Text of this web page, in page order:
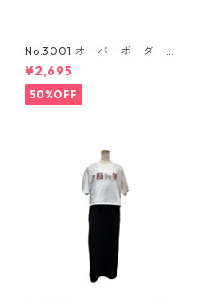
No.3001 オーバーボーダーカ
ットソー
¥2,695
50%OFF